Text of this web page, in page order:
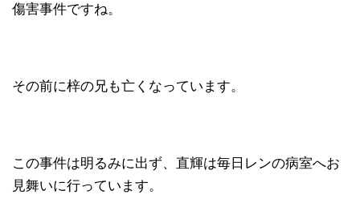
傷害事件ですね。
その前に梓の兄も亡くなっています。
この事件は明るみに出ず、直輝は毎日レンの病室へお
見舞いに行っています。